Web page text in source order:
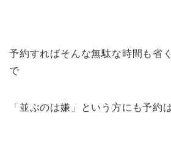
予約すればそんな無駄な時間も省
で
「並ぶのは嫌」という方にも予約